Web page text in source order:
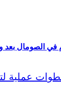
في الصومال بعد